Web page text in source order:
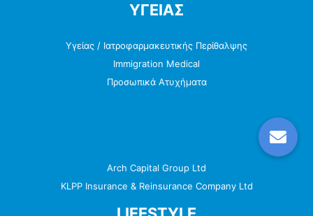
ΥΓΕΙΑΣ
Υγείας / Ιατροφαρμακευτικής Περίθαλψης
Immigration Medical
Προσωπικά Ατυχήματα
Arch Capital Group Ltd
KLPP Insurance & Reinsurance Company Ltd